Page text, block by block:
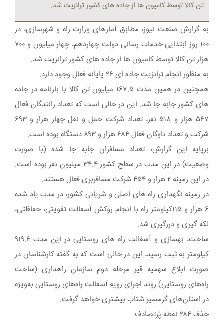
تن کالا توسط کامیون ها از جاده های کشور ترانزیت شد.
به گزارش صنعت نیوز، مطابق آمارهای وزارت راه و شهرسازی، در
۱۰۰ روز ابتدایی خدمات رسانی دولت چهاردهم، چهار میلیون و ۷۰۰
هزار تن کالا توسط کامیون ها از جاده های کشور ترانزیت شد.
به منظور انجام ترانزیت جاده ای ۲۶ پایانه فعال وجود دارد.
همچنین در همین مدت ۱۶۷.۵ میلیون تن کالا با بارنامه در جاده
های کشور جابه جا شد. این در حالی است که تعداد رانندگان فعال
۵۶۷ هزار و ۵۱۸ نفر، تعداد شرکت حمل و نقل چهار هزار و ۶۹۳
شرکت و تعداد ناوگان فعال ۶۸۴ هزار و ۸۹۳ دستگاه بوده است.
برپایه این گزارش، تعداد مسافران جابه جا شده (با صورت
وضعیت) در این مدت در سطح کشور ۳۴.۴ میلیون نفر بوده است.
در این زمینه ۲ هزار و ۴۵۴ شرکت مسافربری فعال هستند.
در زمینه نگهداری راه های اصلی و شریانی کشور، در مدت یاد شده
۶ هزار و ۱۱۵کیلومتر راه با انجام روکش آسفالت تقویتی، حفاظتی،
لکه گیری و درزگیری شد.
ساخت، بهسازی و آسفالت راه های روستایی در این مدت ۹۱۹.۶
کیلومتر به ثبت رسید، این در حالی است که به گفته کارشناسان در
صورت ابلاغ سهمیه قیر مرحله دوم سازمان راهداری (ساخت
راه‌های روستایی) روند اجرای رویه آسفالت راه‌های روستایی به‌ویژه
در استان‌های گرمسیر شتاب بیشتری خواهد گرفت.
حذف ۲۸۴ نقطه پُرتصادف